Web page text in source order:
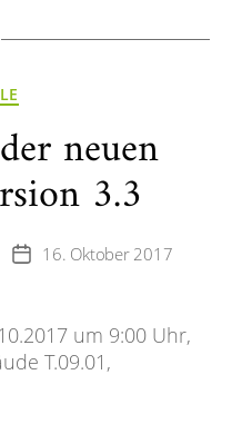
neuen
3.3
Veröffentlichungsdatum
16. Oktober 2017
um 9:00 Uhr,
T.09.01,